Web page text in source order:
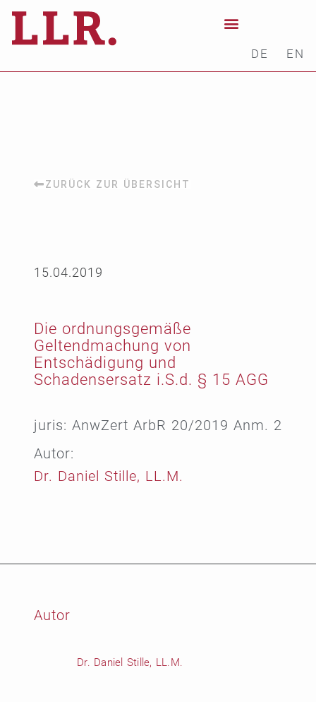
DE EN
ZURÜCK ZUR ÜBERSICHT
15.04.2019
Die ordnungsgemäße
Geltendmachung von
Entschädigung und
Schadensersatz i.S.d. § 15 AGG
juris: AnwZert ArbR 20/2019 Anm. 2
Autor:
Dr. Daniel Stille, LL.M.
Autor
Dr. Daniel Stille, LL.M.